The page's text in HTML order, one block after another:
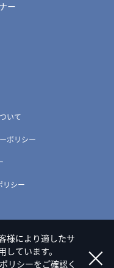
ー
いて
ポリシー
リシー
様により適したサ
ています。
リシーをご確認く